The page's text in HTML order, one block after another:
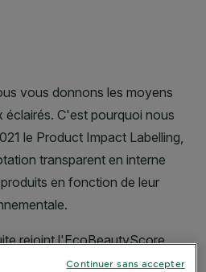
Continuer sans accepter